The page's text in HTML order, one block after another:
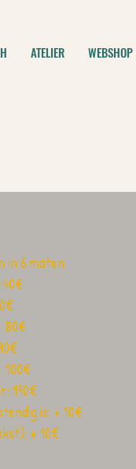
ATELIER WEBSHOP
in 6 maten:
80€
190€
is: + 10€
+ 10€